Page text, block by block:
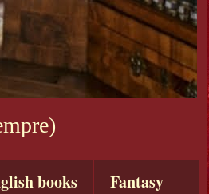
books
Fantasy